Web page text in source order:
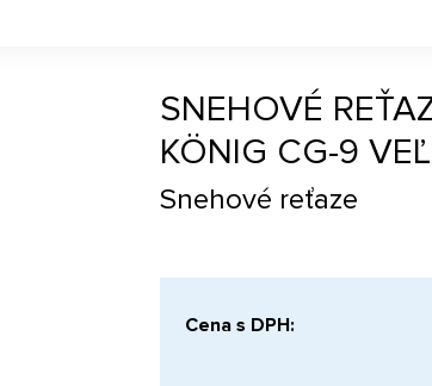
SNEHOVÉ
KÖNIG CG-9
Snehové reťaze
Cena s DPH: